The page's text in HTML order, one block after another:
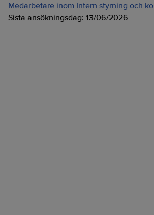
Medarbetare inom Intern styrning och
Sista ansökningsdag: 13/06/2026